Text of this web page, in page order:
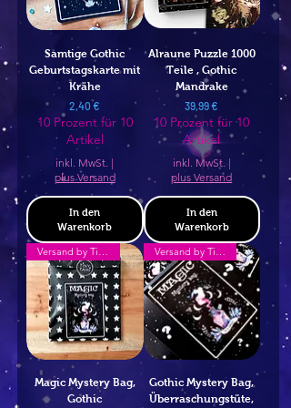
Samtige Gothic
Geburtstagskarte mit
Krähe
Preis
2,40 €
10 Prozent für 10
Artikel
inkl. MwSt. |
plus Versand
In den
Warenkorb
Alraune Puzzle 1000
Teile , Gothic
Mandrake
Preis
39,99 €
10 Prozent für 10
Artikel
inkl. MwSt. |
plus Versand
In den
Warenkorb
Magic Mystery Bag,
Gothic
Gothic Mystery Bag,
Überraschungstüte,